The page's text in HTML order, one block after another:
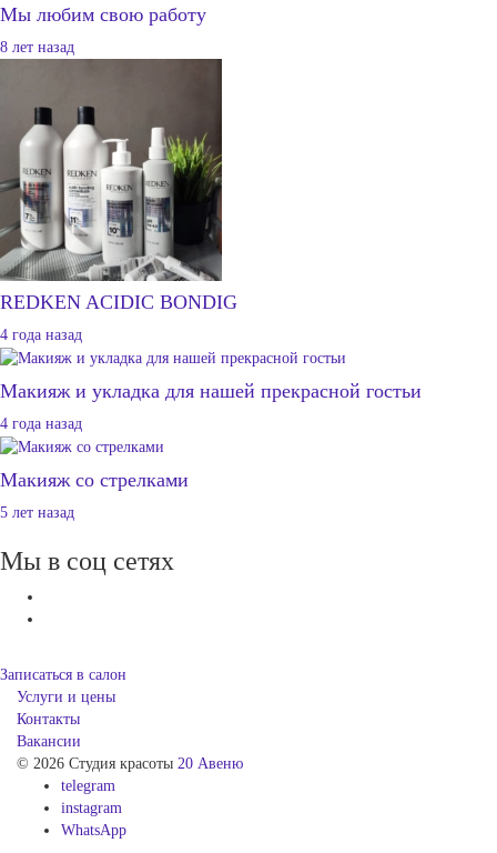
Мы любим свою работу
8 лет назад
REDKEN ACIDIC BONDIG
4 года назад
Макияж и укладка для нашей прекрасной гостьи
4 года назад
Макияж со стрелками
5 лет назад
Мы в соц сетях
Записаться в салон
Услуги и цены
Контакты
Вакансии
© 2026 Студия красоты 20 Авеню
telegram
instagram
WhatsApp